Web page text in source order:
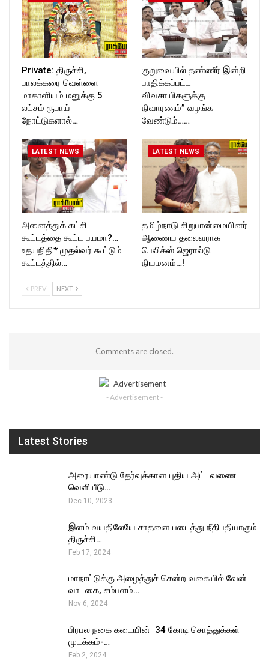
Private: திருச்சி,
பாலக்கரை வெள்ளை
மாகாளியம் மனுக்கு 5
லட்சம் ரூபாய்
நோட்டுகளால்…
குறுவையில் தண்ணீர் இன்றி
பாதிக்கப்பட்ட
விவசாயிகளுக்கு
நிவாரணம்” வழங்க
வேண்டும்……
LATEST NEWS
அனைத்துக் கட்சி
கூட்டத்தை கூட்ட பயமா?…
உதயநிதி* முதல்வர் கூட்டும்
கூட்டத்தில்…
LATEST NEWS
தமிழ்நாடு சிறுபான்மையினர்
ஆணைய தலைவராக
பெலிக்ஸ் ஜெரால்டு
நியமனம்…!
PREV NEXT
Comments are closed.
- Advertisement -
Latest Stories
அரையாண்டு தேர்வுக்கான புதிய அட்டவணை
வெளியீடு…
Dec 10, 2023
இளம் வயதிலேயே சாதனை படைத்து நீதிபதியாகும்
திருச்சி…
Feb 17, 2024
மாநாட்டுக்கு அழைத்துச் சென்ற வகையில் வேன்
வாடகை, சம்பளம்…
Nov 6, 2024
பிரபல நகை கடையின் ₹ 34 கோடி சொத்துக்கள்
முடக்கம்-…
Feb 2, 2024